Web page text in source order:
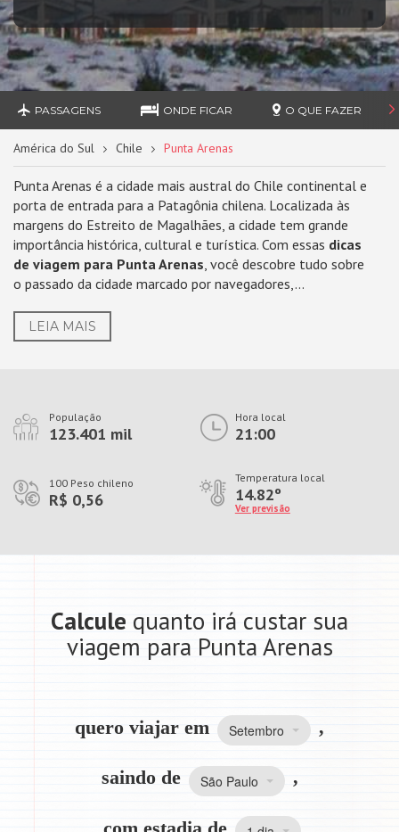
PASSAGENS ONDE FICAR O QUE FAZER
América do Sul Chile Punta Arenas
Punta Arenas é a cidade mais austral do Chile continental e
porta de entrada para a Patagônia chilena. Localizada às
margens do Estreito de Magalhães, a cidade tem grande
importância histórica, cultural e turística. Com essas dicas
de viagem para Punta Arenas, você descobre tudo sobre
o passado da cidade marcado por navegadores,...
LEIA MAIS
População
123.401 mil
Hora local
21:00
100 Peso chileno
R$ 0,56
Temperatura local
14.82º
Ver previsão
Calcule quanto irá custar sua
viagem para Punta Arenas
quero viajar em Setembro ,
saindo de São Paulo ,